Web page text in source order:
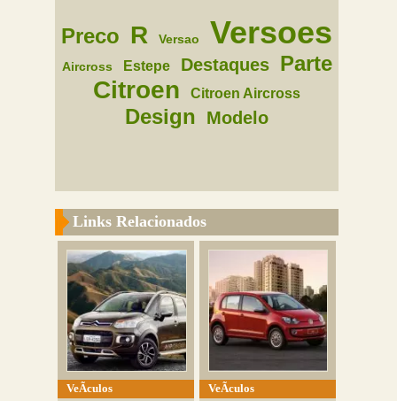
Preco R Versao Versoes
Aircross Estepe Destaques Parte
Citroen Citroen Aircross
Design Modelo
Links Relacionados
VeÃ­culos
VeÃ­culos